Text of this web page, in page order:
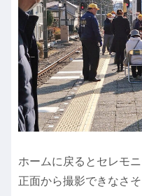
ホームに戻るとセレモ
正面から撮影できなさそ